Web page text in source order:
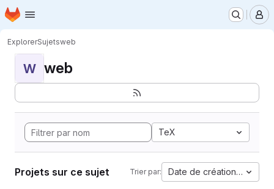
Passer au contenu principal
Page d'accueil
ExplorerSujetsweb
W web
TeX
Projets sur ce sujet Trier par: Date de création la plus